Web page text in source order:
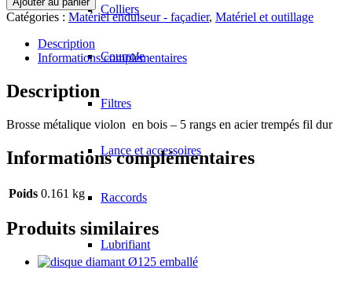
Colliers
Courroie
Filtres
Lance et accessoires
Raccords
Lubrifiant
AR00669
-
Brosse
métalique
Catégories : Matériel enduiseur - façadier, Matériel et outillage
Description
Informations complémentaires
Description
Brosse métalique violon en bois – 5 rangs en acier trempés fil dur
Informations complémentaires
Poids 0.161 kg
Produits similaires